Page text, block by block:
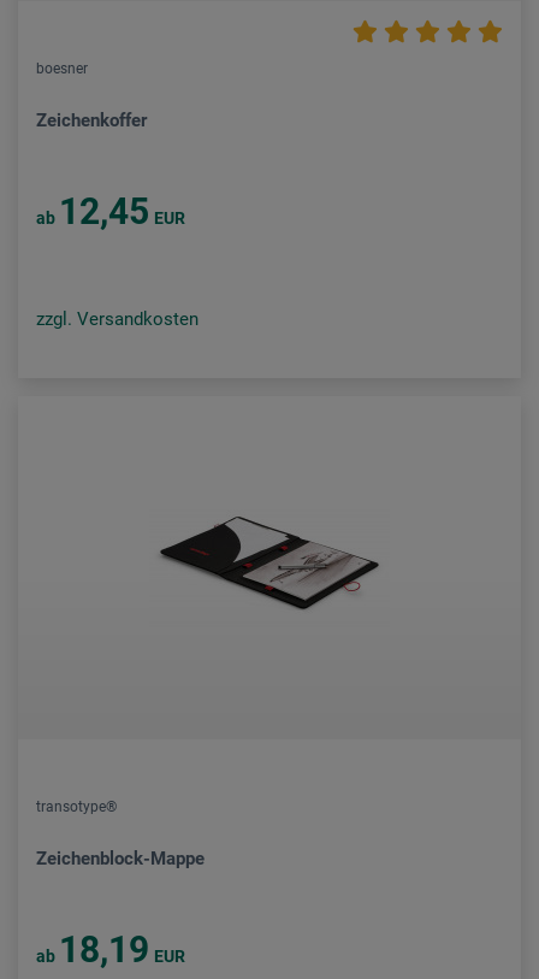
boesner
Zeichenkoffer
ab 12,45 EUR
zzgl. Versandkosten
transotype®
Zeichenblock-Mappe
ab 18,19 EUR